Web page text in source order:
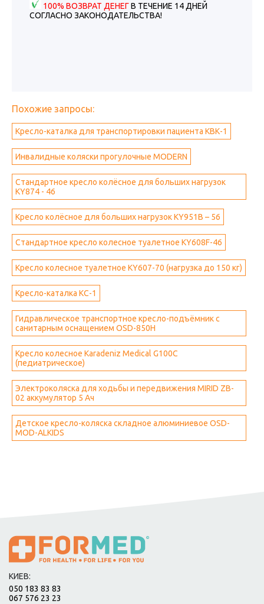
100% ВОЗВРАТ ДЕНЕГВ ТЕЧЕНИЕ 14 ДНЕЙ
СОГЛАСНО ЗАКОНОДАТЕЛЬСТВА!
Похожие запросы:
Кресло-каталка для транспортировки пациента КВК-1
Инвалидные коляски прогулочные MODERN
Стандартное кресло колёсное для больших нагрузок
KY874 - 46
Кресло колёсное для больших нагрузок KY951В – 56
Стандартное кресло колесное туалетное KY608F-46
Кресло колесное туалетное KY607-70 (нагрузка до 150 кг)
Кресло-каталка КС-1
Гидравлическое транспортное кресло-подъёмник с
санитарным оснащением OSD-850H
Кресло колесное Karadeniz Medical G100C
(педиатрическое)
Электроколяска для ходьбы и передвижения MIRID ZB-
02 аккумулятор 5 Ач
Детское кресло-коляска складное алюминиевое OSD-
MOD-ALKIDS
КИЕВ:
050 183 83 83
067 576 23 23